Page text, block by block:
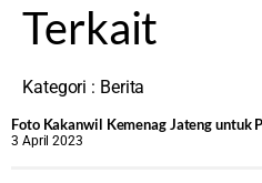
Terkait
Kategori : Berita
Foto Kakanwil Kemenag Jateng untuk
3 April 2023